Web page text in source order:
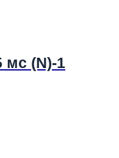
мс (N)-1